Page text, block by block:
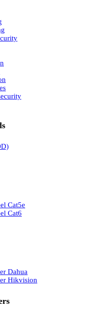
Cat5e
Cat6
Dahua
Hikvision